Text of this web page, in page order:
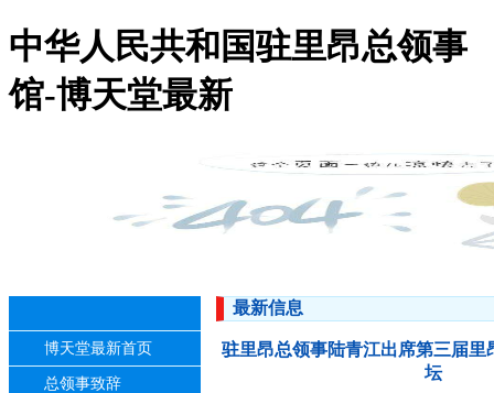
中华人民共和国驻里昂总领事
馆-博天堂最新
博天堂最新首页
总领事致辞
最新信息
驻里昂总领事陆青江出席第三届里
坛